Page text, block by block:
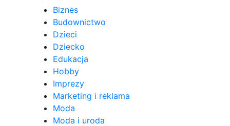
Biznes
Budownictwo
Dzieci
Dziecko
Edukacja
Hobby
Imprezy
Marketing i reklama
Moda
Moda i uroda